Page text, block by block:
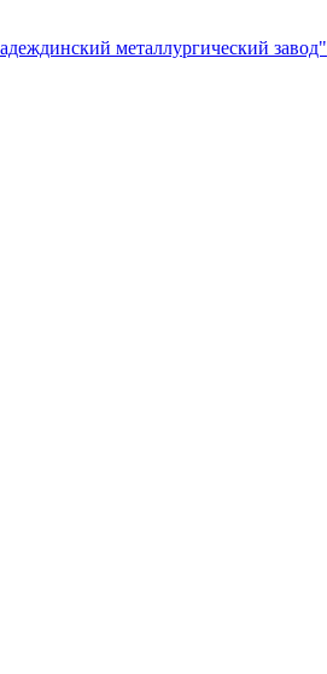
металлургический завод"